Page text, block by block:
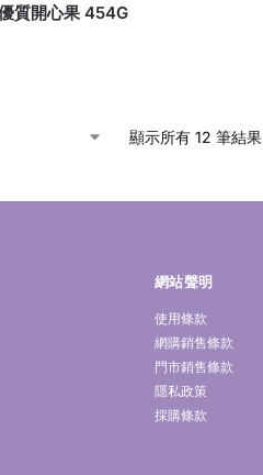
質開心果 454G
顯示所有 12 筆結果
網站聲明
使用條款
網購銷售條款
門市銷售條款
隱私政策
採購條款